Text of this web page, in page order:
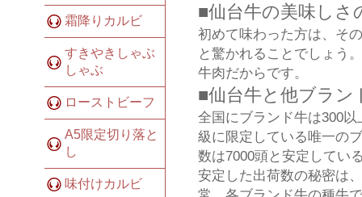
霜降りカルビ
すきやきしゃぶ
しゃぶ
ローストビーフ
A5限定切り落と
し
味付けカルビ
■仙台牛の美味しさ
初めて味わった方は、そ
と驚かれることでしょう
牛肉だからです。
■仙台牛と他ブラン
全国にブランド牛は300
級に限定している唯一の
数は7000頭と安定してい
安定した出荷数の秘密は